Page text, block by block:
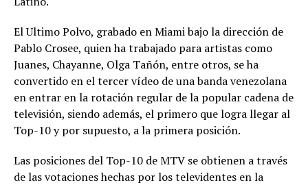
El Ultimo Polvo, grabado en Miami bajo la dirección de
Pablo Crosee, quien ha trabajado para artistas como
Juanes, Chayanne, Olga Tañón, entre otros, se ha
convertido en el tercer vídeo de una banda venezolana
en entrar en la rotación regular de la popular cadena de
televisión, siendo además, el primero que logra llegar al
Top-10 y por supuesto, a la primera posición.
Las posiciones del Top-10 de MTV se obtienen a través
de las votaciones hechas por los televidentes en la